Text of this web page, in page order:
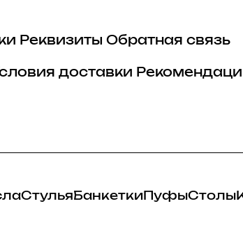
Реквизиты Обратная связь
доставки
СтульяБанкеткиПуфыСтолы